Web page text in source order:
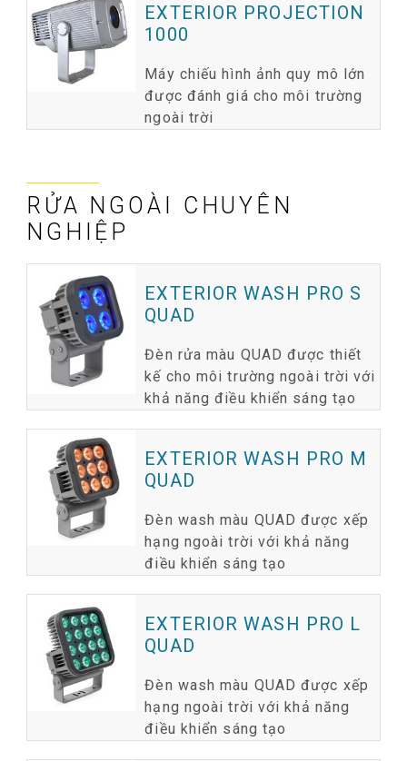
EXTERIOR PROJECTION
1000
Máy chiếu hình ảnh quy mô lớn
được đánh giá cho môi trường
ngoài trời
RỬA NGOÀI CHUYÊN
NGHIỆP
EXTERIOR WASH PRO S
QUAD
Đèn rửa màu QUAD được thiết
kế cho môi trường ngoài trời với
khả năng điều khiển sáng tạo
EXTERIOR WASH PRO M
QUAD
Đèn wash màu QUAD được xếp
hạng ngoài trời với khả năng
điều khiển sáng tạo
EXTERIOR WASH PRO L
QUAD
Đèn wash màu QUAD được xếp
hạng ngoài trời với khả năng
điều khiển sáng tạo